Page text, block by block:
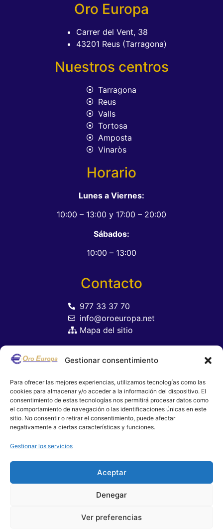
Gestionar consentimiento
Para ofrecer las mejores experiencias, utilizamos tecnologías como las
cookies para almacenar y/o acceder a la información del dispositivo. El
consentimiento de estas tecnologías nos permitirá procesar datos como
el comportamiento de navegación o las identificaciones únicas en este
sitio. No consentir o retirar el consentimiento, puede afectar
negativamente a ciertas características y funciones.
Gestionar los servicios
Aceptar
Denegar
Ver preferencias
Oro Europa
Carrer del Vent, 38
43201 Reus (Tarragona)
Nuestros centros
Tarragona
Reus
Valls
Tortosa
Amposta
Vinaròs
Horario
Lunes a Viernes:
10:00 – 13:00 y 17:00 – 20:00
Sábados:
10:00 – 13:00
Contacto
977 33 37 70
info@oroeuropa.net
Mapa del sitio
Aviso Legal